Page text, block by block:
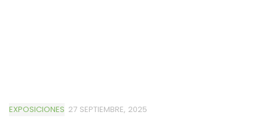
EXPOSICIONES 27 SEPTIEMBRE, 2025